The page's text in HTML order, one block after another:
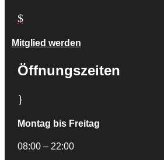
$
Mitglied werden
Öffnungszeiten
}
Montag bis Freitag
08:00 – 22:00